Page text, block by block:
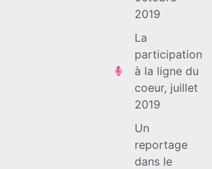
2019
La
participation
à la ligne du
coeur, juillet
2019
Un
reportage
dans le